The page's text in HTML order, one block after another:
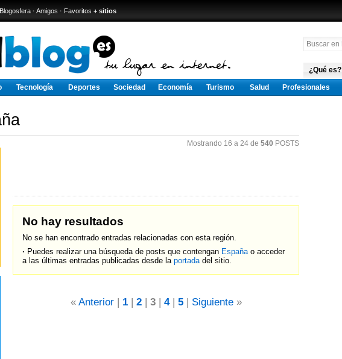
Blogosfera · Amigos · Favoritos + sitios
¿Qué es?
Tecnología Deportes Sociedad Economía Turismo Salud Profesionales
Mostrando 16 a 24 de 540 POSTS
No hay resultados
No se han encontrado entradas relacionadas con esta región.
· Puedes realizar una búsqueda de posts que contengan Españao acceder
a las últimas entradas publicadas desde la portadadel sitio.
« Anterior| 1| 2| 3| 4| 5| Siguiente»